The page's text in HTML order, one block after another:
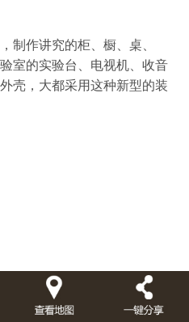
作讲究的柜、橱、桌、
室的实验台、电视机、收音
壳，大都采用这种新型的装